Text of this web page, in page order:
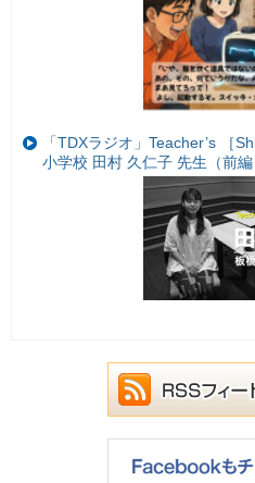
「TDXラジオ」Teacher’s ［
小学校 田村 久仁子 先生（前編